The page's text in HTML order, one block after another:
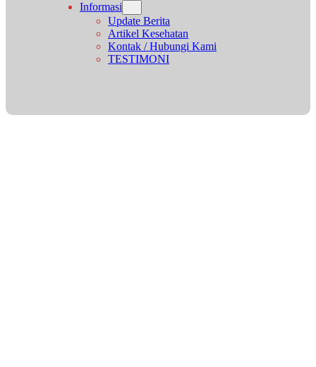
Informasi
Update Berita
Artikel Kesehatan
Kontak / Hubungi Kami
TESTIMONI